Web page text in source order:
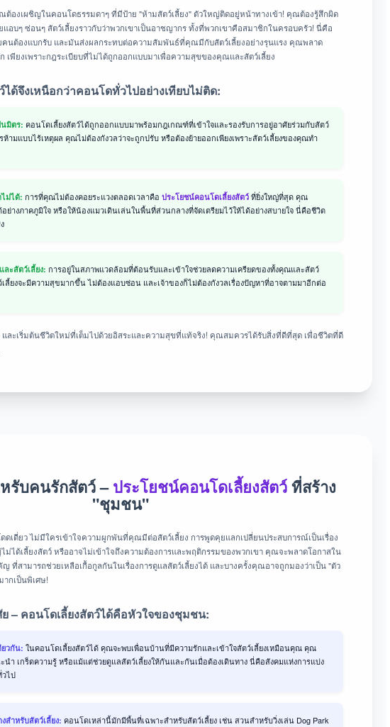
องเผชิญในคอนโดธรรมดาๆ ที่มีป้าย "ห้ามสัตว์เลี้ยง" ตัวใหญ่ติดอยู่หน้าทางเข้า! คุณต้องรู้สึกผิด
อบๆ ซ่อนๆ สัตว์เลี้ยงราวกับว่าพวกเขาเป็นอาชญากร ทั้งที่พวกเขาคือสมาชิกในครอบครัว! นี่คือ
นต้องแบกรับ และมันส่งผลกระทบต่อความสัมพันธ์ที่คุณมีกับสัตว์เลี้ยงอย่างรุนแรง คุณพลาด
พียงเพราะกฎระเบียบที่ไม่ได้ถูกออกแบบมาเพื่อความสุขของคุณและสัตว์เลี้ยง
ด้จึงเหนือกว่าคอนโดทั่วไปอย่างเทียบไม่ติด:
นมิตร: คอนโดเลี้ยงสัตว์ได้ถูกออกแบบมาพร้อมกฎเกณฑ์ที่เข้าใจและรองรับการอยู่อาศัยร่วมกับสัตว์
ห้ามแบบไร้เหตุผล คุณไม่ต้องกังวลว่าจะถูกปรับ หรือต้องย้ายออกเพียงเพราะสัตว์เลี้ยงของคุณทำ
ม่ได้: การที่คุณไม่ต้องคอยระแวงตลอดเวลาคือ ประโยชน์คอนโดเลี้ยงสัตว์ ที่ยิ่งใหญ่ที่สุด คุณ
ย่างภาคภูมิใจ หรือให้น้องแมวเดินเล่นในพื้นที่ส่วนกลางที่จัดเตรียมไว้ให้ได้อย่างสบายใจ นี่คือชีวิต
ละสัตว์เลี้ยง: การอยู่ในสภาพแวดล้อมที่ต้อนรับและเข้าใจช่วยลดความเครียดของทั้งคุณและสัตว์
เลี้ยงจะมีความสุขมากขึ้น ไม่ต้องแอบซ่อน และเจ้าของก็ไม่ต้องกังวลเรื่องปัญหาที่อาจตามมาอีกต่อ
และเริ่มต้นชีวิตใหม่ที่เต็มไปด้วยอิสระและความสุขที่แท้จริง! คุณสมควรได้รับสิ่งที่ดีที่สุด เพื่อชีวิตที่ดี
รับคนรักสัตว์ –ประโยชน์คอนโดเลี้ยงสัตว์ที่สร้าง
"ชุมชน"
เดี่ยว ไม่มีใครเข้าใจความผูกพันที่คุณมีต่อสัตว์เลี้ยง การพูดคุยแลกเปลี่ยนประสบการณ์เป็นเรื่อง
ม่ได้เลี้ยงสัตว์ หรืออาจไม่เข้าใจถึงความต้องการและพฤติกรรมของพวกเขา คุณจะพลาดโอกาสใน
ที่สามารถช่วยเหลือเกื้อกูลกันในเรื่องการดูแลสัตว์เลี้ยงได้ และบางครั้งคุณอาจถูกมองว่าเป็น "ตัว
ากเป็นพิเศษ!
– คอนโดเลี้ยงสัตว์ได้คือหัวใจของชุมชน:
ยวกัน: ในคอนโดเลี้ยงสัตว์ได้ คุณจะพบเพื่อนบ้านที่มีความรักและเข้าใจสัตว์เลี้ยงเหมือนคุณ คุณ
ำ เกร็ดความรู้ หรือแม้แต่ช่วยดูแลสัตว์เลี้ยงให้กันและกันเมื่อต้องเดินทาง นี่คือสังคมแห่งการแบ่ง
ไป
สำหรับสัตว์เลี้ยง: คอนโดเหล่านี้มักมีพื้นที่เฉพาะสำหรับสัตว์เลี้ยง เช่น สวนสำหรับวิ่งเล่น Dog Park